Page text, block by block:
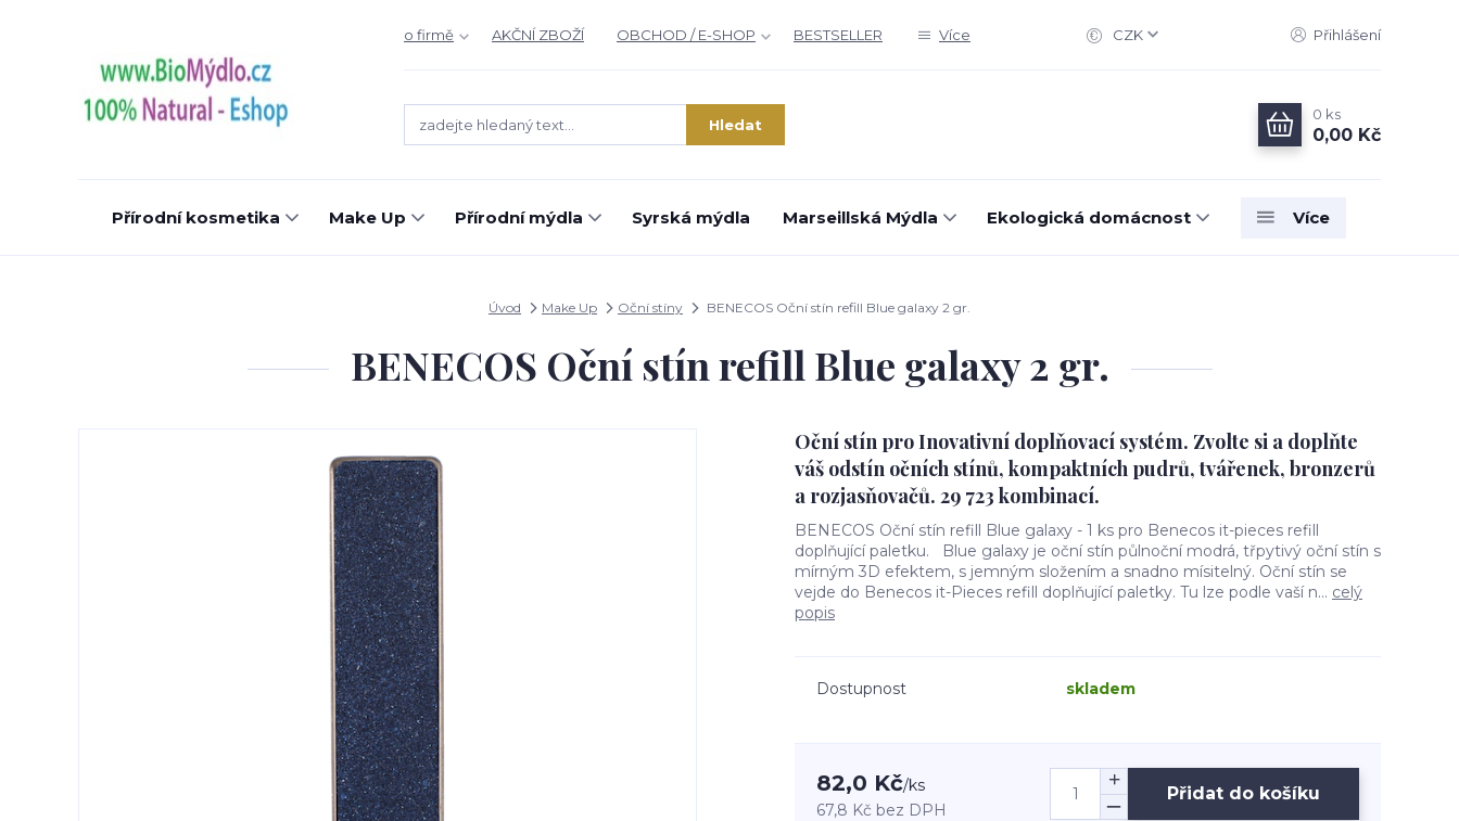
o firmě AKČNÍ ZBOŽÍ OBCHOD / E-SHOP BESTSELLER Více CZK Přihlášení
Hledat
0 ks
0,00 Kč
Přírodní kosmetika Make Up Přírodní mýdla Syrská mýdla Marseillská Mýdla Ekologická domácnost Více
Úvod Make Up Oční stíny BENECOS Oční stín refill Blue galaxy 2 gr.
BENECOS Oční stín refill Blue galaxy 2 gr.
Oční stín pro Inovativní doplňovací systém. Zvolte si a doplňte
váš odstín očních stínů, kompaktních pudrů, tvářenek, bronzerů
a rozjasňovačů. 29 723 kombinací.
BENECOS Oční stín refill Blue galaxy - 1 ks pro Benecos it-pieces refill
doplňující paletku. Blue galaxy je oční stín půlnoční modrá, třpytivý oční stín s
mírným 3D efektem, s jemným složením a snadno mísitelný. Oční stín se
vejde do Benecos it-Pieces refill doplňující paletky. Tu lze podle vaší n... celý
popis
Dostupnost skladem
82,0 Kč/ks
67,8 Kč bez DPH
Přidat do košíku